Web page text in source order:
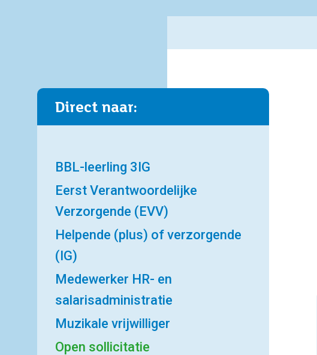
Direct naar:
BBL-leerling 3IG
Eerst Verantwoordelijke
Verzorgende (EVV)
Helpende (plus) of verzorgende
(IG)
Medewerker HR- en
salarisadministratie
Muzikale vrijwilliger
Open sollicitatie